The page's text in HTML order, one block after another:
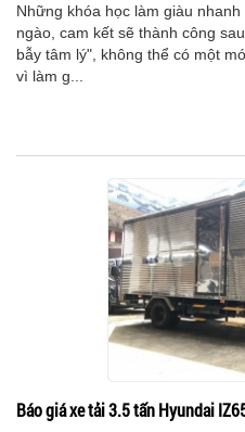
Những khóa học làm giàu
ngào, cam kết sẽ thành công
bẫy tâm lý", không thể có một
vì làm g...
Báo giá xe tải 3.5 tấn Hyundai